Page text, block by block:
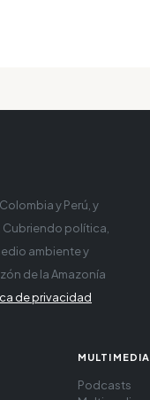
y Perú, y
política,
ambiente y
de la Amazonía
de privacidad
MULTIMEDIA
Podcasts